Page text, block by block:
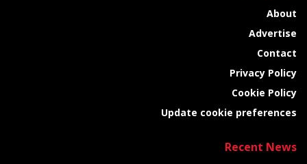
About
Advertise
Contact
Privacy Policy
Cookie Policy
Update cookie preferences
Recent News